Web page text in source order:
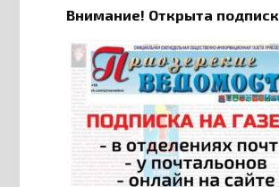
Внимание! Открыта